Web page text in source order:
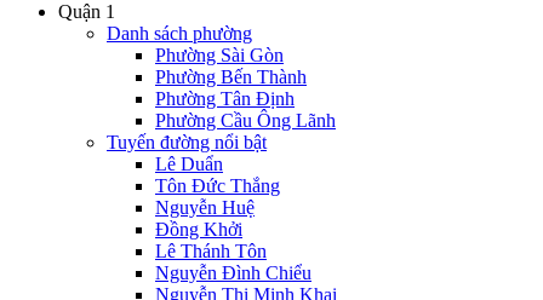
Quận 1
Danh sách phường
Phường Sài Gòn
Phường Bến Thành
Phường Tân Định
Phường Cầu Ông Lãnh
Tuyến đường nổi bật
Lê Duẩn
Tôn Đức Thắng
Nguyễn Huệ
Đồng Khởi
Lê Thánh Tôn
Nguyễn Đình Chiểu
Nguyễn Thị Minh Khai